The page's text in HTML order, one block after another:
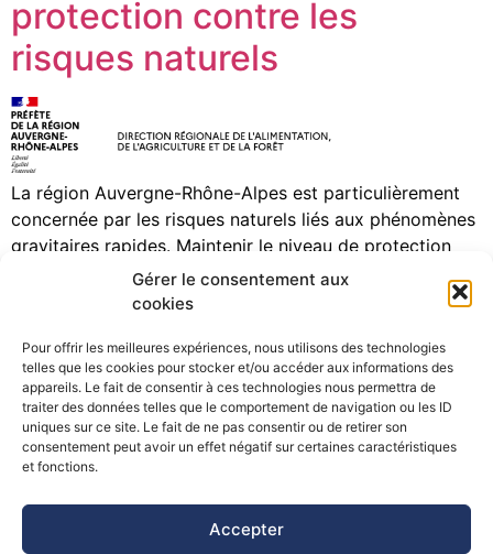
Gérer le consentement aux
cookies
Pour offrir les meilleures expériences, nous utilisons des technologies
telles que les cookies pour stocker et/ou accéder aux informations des
appareils. Le fait de consentir à ces technologies nous permettra de
traiter des données telles que le comportement de navigation ou les ID
uniques sur ce site. Le fait de ne pas consentir ou de retirer son
consentement peut avoir un effet négatif sur certaines caractéristiques
et fonctions.
Accepter
protection contre les
risques naturels
La région Auvergne-Rhône-Alpes est particulièrement
concernée par les risques naturels liés aux phénomènes
gravitaires rapides. Maintenir le niveau de protection
des forêts est une préoccupation du Programme
régional de la forêt et du bois (PRFB) 2019-2029. A ce
région Auvergne-Rhône-Alpes pour soutenir les […]
©Pôle Alpin d’études et de recherche pour la prévention des